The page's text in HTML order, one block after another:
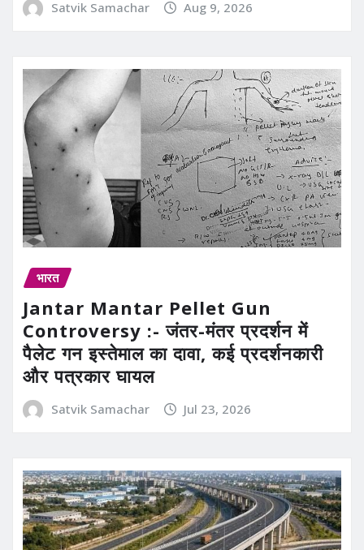
Satvik Samachar Aug 9, 2026
भारत
Jantar Mantar Pellet Gun
Controversy :- जंतर-मंतर प्रदर्शन में
पैलेट गन इस्तेमाल का दावा, कई प्रदर्शनकारी
और पत्रकार घायल
Satvik Samachar Jul 23, 2026